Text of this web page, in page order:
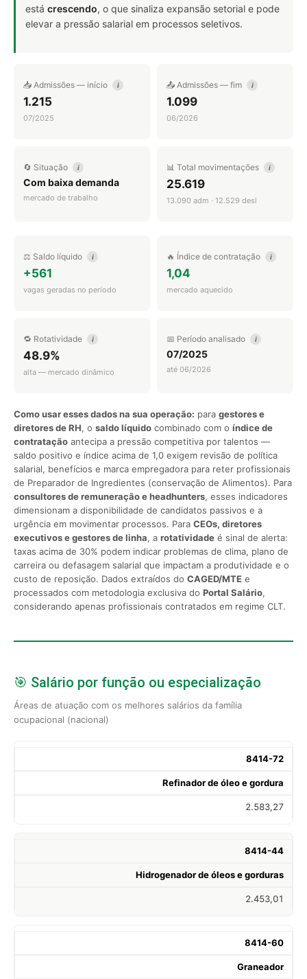
está crescendo, o que sinaliza expansão setorial e pode
elevar a pressão salarial em processos seletivos.
📥 Admissões — início i
1.215
07/2025
📤 Admissões — fim i
1.099
06/2026
🔄 Situação i
Com baixa demanda
mercado de trabalho
📊 Total movimentações i
25.619
13.090 adm · 12.529 desl
⚖️ Saldo líquido i
+561
vagas geradas no período
🔥 Índice de contratação i
1,04
mercado aquecido
🔁 Rotatividade i
48.9%
alta — mercado dinâmico
📅 Período analisado i
07/2025
até 06/2026
Como usar esses dados na sua operação: para gestores e
diretores de RH, o saldo líquido combinado com o índice de
contratação antecipa a pressão competitiva por talentos —
saldo positivo e índice acima de 1,0 exigem revisão de política
salarial, benefícios e marca empregadora para reter profissionais
de Preparador de Ingredientes (conservação de Alimentos). Para
consultores de remuneração e headhunters, esses indicadores
dimensionam a disponibilidade de candidatos passivos e a
urgência em movimentar processos. Para CEOs, diretores
executivos e gestores de linha, a rotatividade é sinal de alerta:
taxas acima de 30% podem indicar problemas de clima, plano de
carreira ou defasagem salarial que impactam a produtividade e o
custo de reposição. Dados extraídos do CAGED/MTE e
processados com metodologia exclusiva do Portal Salário,
considerando apenas profissionais contratados em regime CLT.
🎯 Salário por função ou especialização
Áreas de atuação com os melhores salários da família
ocupacional (nacional)
8414-72
Refinador de óleo e gordura
2.583,27
8414-44
Hidrogenador de óleos e gorduras
2.453,01
8414-60
Graneador